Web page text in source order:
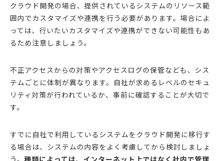
クラウド開発の場合、提供されているシステムのリソース範
囲内でカスタマイズや連携を行う必要があります。場合によ
っては、行いたいカスタマイズや連携ができない可能性もあ
るため注意しましょう。
不正アクセスからの対策やアクセスログの保管なども、シス
テムごとに体制が異なります。自社が求めるレベルのセキュ
リティ対策が行われているか、事前に確認することが大切で
す。
すでに自社で利用しているシステムをクラウド開発に移行す
る場合は、システムの内容をよく考慮してから検討しましょ